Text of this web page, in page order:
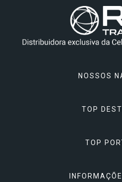
NOSSOS
Celebrity
Celebrity
TOP
Alasca
TOP
Atenas,